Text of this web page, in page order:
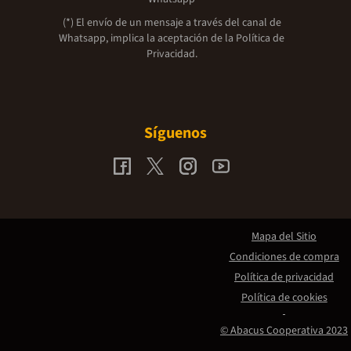
(*) El envío de un mensaje a través del canal de
Whatsapp, implica la aceptación de la Política de
Privacidad.
Síguenos
© Abacus Cooperativa 2023
Mapa del Sitio
Condiciones de compra
Política de privacidad
Política de cookies